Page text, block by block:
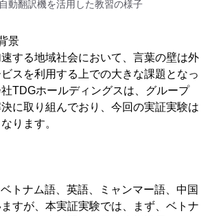
動翻訳機を活用した教習の様子
景
する地域社会において、言葉の壁は外
スを利用する上での大きな課題となっ
TDGホールディングスは、グループ
に取り組んでおり、今回の実証実験は
ります。
ベトナム語、英語、ミャンマー語、中国
すが、本実証実験では、まず、ベトナ